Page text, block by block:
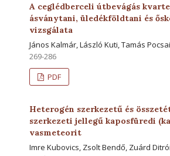
A ceglédberceli útbevágás
ásványtani, üledékföldtani és
vizsgálata
János Kalmár, László Kuti, Tamás Pocsai
269-286
PDF
Heterogén szerkezetű és
szerkezeti jellegű kaposfüredi
vasmeteorit
Imre Kubovics, Zsolt Bendő, Zuárd